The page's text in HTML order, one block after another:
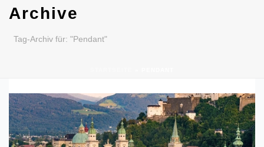
Archive
Tag-Archiv für: "Pendant"